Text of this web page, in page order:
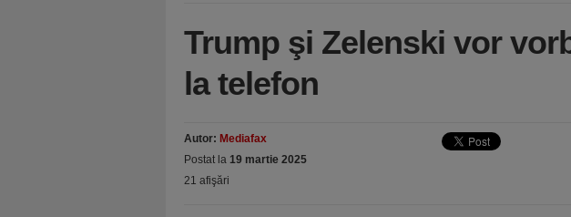
Trump şi Zelenski vor
la telefon
Autor: Mediafax
Postat la 19 martie 2025
21 afişări